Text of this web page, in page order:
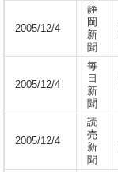
2005/12/4
静
岡
新
聞
2005/12/4
毎
日
新
聞
2005/12/4
読
売
新
聞